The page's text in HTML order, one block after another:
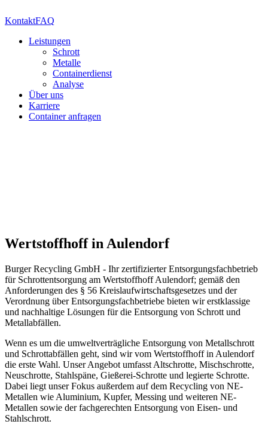
KontaktFAQ
Leistungen
Schrott
Metalle
Containerdienst
Analyse
Über uns
Karriere
Container anfragen
Wertstoffhoff in Aulendorf
Burger Recycling GmbH - Ihr zertifizierter Entsorgungsfachbetrieb
für Schrottentsorgung am Wertstoffhoff Aulendorf; gemäß den
Anforderungen des § 56 Kreislaufwirtschaftsgesetzes und der
Verordnung über Entsorgungsfachbetriebe bieten wir erstklassige
und nachhaltige Lösungen für die Entsorgung von Schrott und
Metallabfällen.
Wenn es um die umweltverträgliche Entsorgung von Metallschrott
und Schrottabfällen geht, sind wir vom Wertstoffhoff in Aulendorf
die erste Wahl. Unser Angebot umfasst Altschrotte, Mischschrotte,
Neuschrotte, Stahlspäne, Gießerei-Schrotte und legierte Schrotte.
Dabei liegt unser Fokus außerdem auf dem Recycling von NE-
Metallen wie Aluminium, Kupfer, Messing und weiteren NE-
Metallen sowie der fachgerechten Entsorgung von Eisen- und
Stahlschrott.